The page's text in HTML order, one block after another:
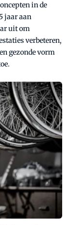
in de
jaar aan
uit om
verbeteren,
gezonde vorm